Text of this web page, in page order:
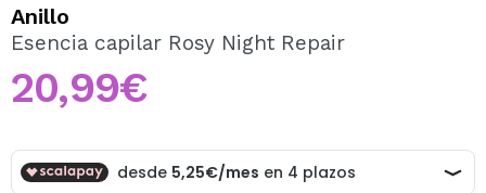
Al crear una cuenta en Maquillalia.com podrás realizar
tus compras rápidamente, revisar el estado de tus
pedidos y consultar tus operaciones anteriores.
CREAR CUENTA
Anillo
Esencia capilar Rosy Night Repair
20,99€